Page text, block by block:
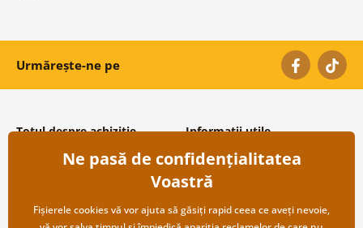
Urmărește-ne pe
Totul despre achiziție
Condiții și termeni generali
Protecția datelor personale
Transport și modalități de plată
Returnare
Informații utile
Despre noi
Întrebări frecvente
Contacte
Cooperare angro
Ne pasă de confidențialitatea
Voastră
Fișierele cookies vă vor ajuta să găsiți rapid ceea ce aveți nevoie,